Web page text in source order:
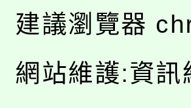
建議瀏覽器
網站維護:資訊